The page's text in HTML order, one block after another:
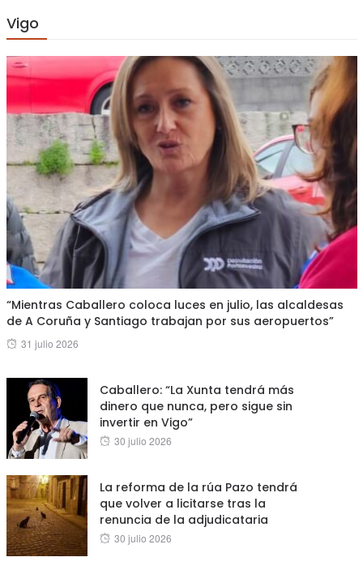
Vigo
“Mientras Caballero coloca luces en julio, las alcaldesas
de A Coruña y Santiago trabajan por sus aeropuertos”
Posted
31 julio 2026
Caballero: “La Xunta tendrá más
dinero que nunca, pero sigue sin
invertir en Vigo”
Posted
30 julio 2026
La reforma de la rúa Pazo tendrá
que volver a licitarse tras la
renuncia de la adjudicataria
Posted
30 julio 2026